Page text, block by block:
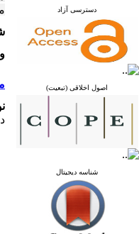
دسترسی آزاد
اصول اخلاقی (تبعیت)
شناسه دیجیتال